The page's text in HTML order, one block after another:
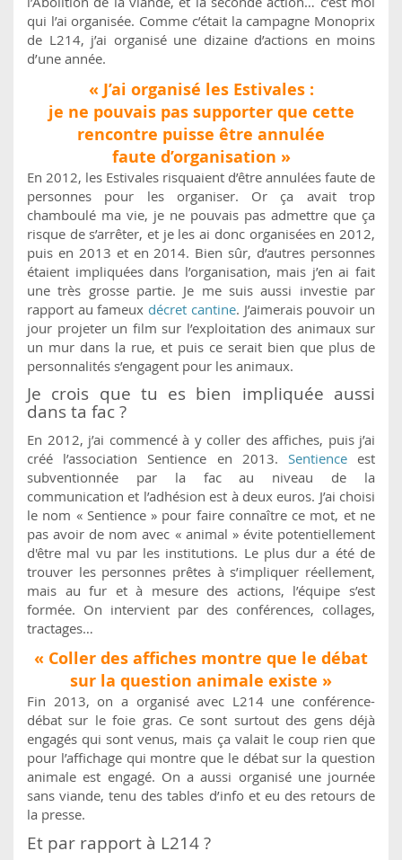
qui l’ai organisée. Comme c’était la campagne Monoprix
de L214, j’ai organisé une dizaine d’actions en moins
d’une année.
« J’ai organisé les Estivales :
je ne pouvais pas supporter que cette
rencontre puisse être annulée
faute d’organisation »
En 2012, les Estivales risquaient d’être annulées faute de
personnes pour les organiser. Or ça avait trop
chamboulé ma vie, je ne pouvais pas admettre que ça
risque de s’arrêter, et je les ai donc organisées en 2012,
puis en 2013 et en 2014. Bien sûr, d’autres personnes
étaient impliquées dans l’organisation, mais j’en ai fait
une très grosse partie. Je me suis aussi investie par
rapport au fameux décret cantine. J’aimerais pouvoir un
jour projeter un film sur l’exploitation des animaux sur
un mur dans la rue, et puis ce serait bien que plus de
personnalités s’engagent pour les animaux.
Je crois que tu es bien impliquée aussi
dans ta fac ?
En 2012, j’ai commencé à y coller des affiches, puis j’ai
créé l’association Sentience en 2013. Sentience est
subventionnée par la fac au niveau de la
communication et l’adhésion est à deux euros. J’ai choisi
le nom « Sentience » pour faire connaître ce mot, et ne
pas avoir de nom avec « animal » évite potentiellement
d'être mal vu par les institutions. Le plus dur a été de
trouver les personnes prêtes à s’impliquer réellement,
mais au fur et à mesure des actions, l’équipe s’est
formée. On intervient par des conférences, collages,
tractages…
« Coller des affiches montre que le débat
sur la question animale existe »
Fin 2013, on a organisé avec L214 une conférence-
débat sur le foie gras. Ce sont surtout des gens déjà
engagés qui sont venus, mais ça valait le coup rien que
pour l’affichage qui montre que le débat sur la question
animale est engagé. On a aussi organisé une journée
sans viande, tenu des tables d’info et eu des retours de
la presse.
Et par rapport à L214 ?